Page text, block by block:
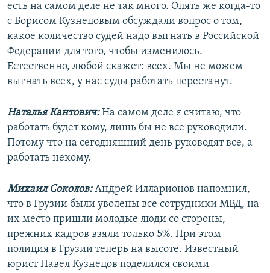
есть на самом деле не так много. Опять же когда-то
с Борисом Кузнецовым обсуждали вопрос о том,
какое количество судей надо выгнать в Российской
Федерации для того, чтобы изменилось.
Естественно, любой скажет: всех. Мы не можем
выгнать всех, у нас суды работать перестанут.
Наталья Кантович:На самом деле я считаю, что
работать будет кому, лишь бы не все руководили.
Потому что на сегодняшний день руководят все, а
работать некому.
Михаил Соколов:Андрей Илларионов напомнил,
что в Грузии были уволены все сотрудники МВД, на
их место пришли молодые люди со стороны,
прежних кадров взяли только 5%. При этом
полиция в Грузии теперь на высоте. Известный
юрист Павел Кузнецов поделился своими